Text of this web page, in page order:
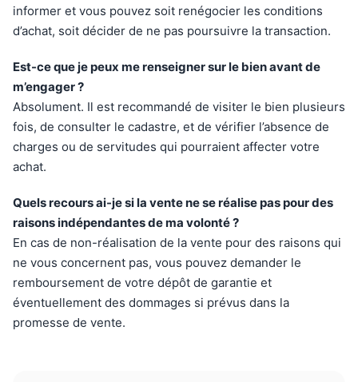
informer et vous pouvez soit renégocier les conditions
d’achat, soit décider de ne pas poursuivre la transaction.
Est-ce que je peux me renseigner sur le bien avant de
m’engager ?
Absolument. Il est recommandé de visiter le bien plusieurs
fois, de consulter le cadastre, et de vérifier l’absence de
charges ou de servitudes qui pourraient affecter votre
achat.
Quels recours ai-je si la vente ne se réalise pas pour des
raisons indépendantes de ma volonté ?
En cas de non-réalisation de la vente pour des raisons qui
ne vous concernent pas, vous pouvez demander le
remboursement de votre dépôt de garantie et
éventuellement des dommages si prévus dans la
promesse de vente.